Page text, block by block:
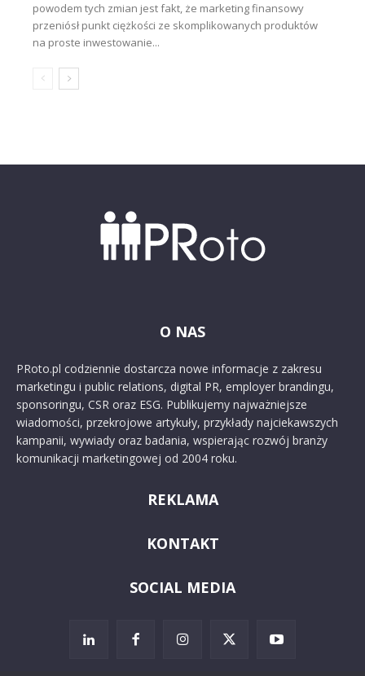
powodem tych zmian jest fakt, że marketing finansowy
przeniósł punkt ciężkości ze skomplikowanych produktów
na proste inwestowanie...
O NAS
PRoto.pl codziennie dostarcza nowe informacje z zakresu
marketingu i public relations, digital PR, employer brandingu,
sponsoringu, CSR oraz ESG. Publikujemy najważniejsze
wiadomości, przekrojowe artykuły, przykłady najciekawszych
kampanii, wywiady oraz badania, wspierając rozwój branży
komunikacji marketingowej od 2004 roku.
REKLAMA
KONTAKT
SOCIAL MEDIA